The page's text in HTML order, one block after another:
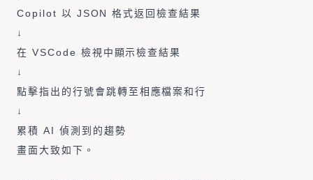
Copilot 以 JSON 格式返回檢查結果
↓
在 VSCode 檢視中顯示檢查結果
↓
點擊指出的行號會跳轉至相應檔案和行
↓
累積 AI 偵測到的趨勢
畫面大致如下。